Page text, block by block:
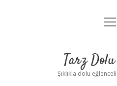
Yasal
Tarz
Şıklıkla dolu